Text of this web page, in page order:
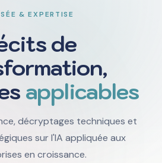
& EXPERTISE
de
applicables
décryptages techniques et
sur l'IA appliquée aux
en croissance.